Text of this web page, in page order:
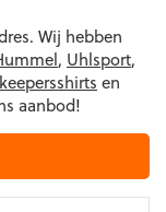
Wij hebben
, Uhlsport,
keepersshirts en
aanbod!